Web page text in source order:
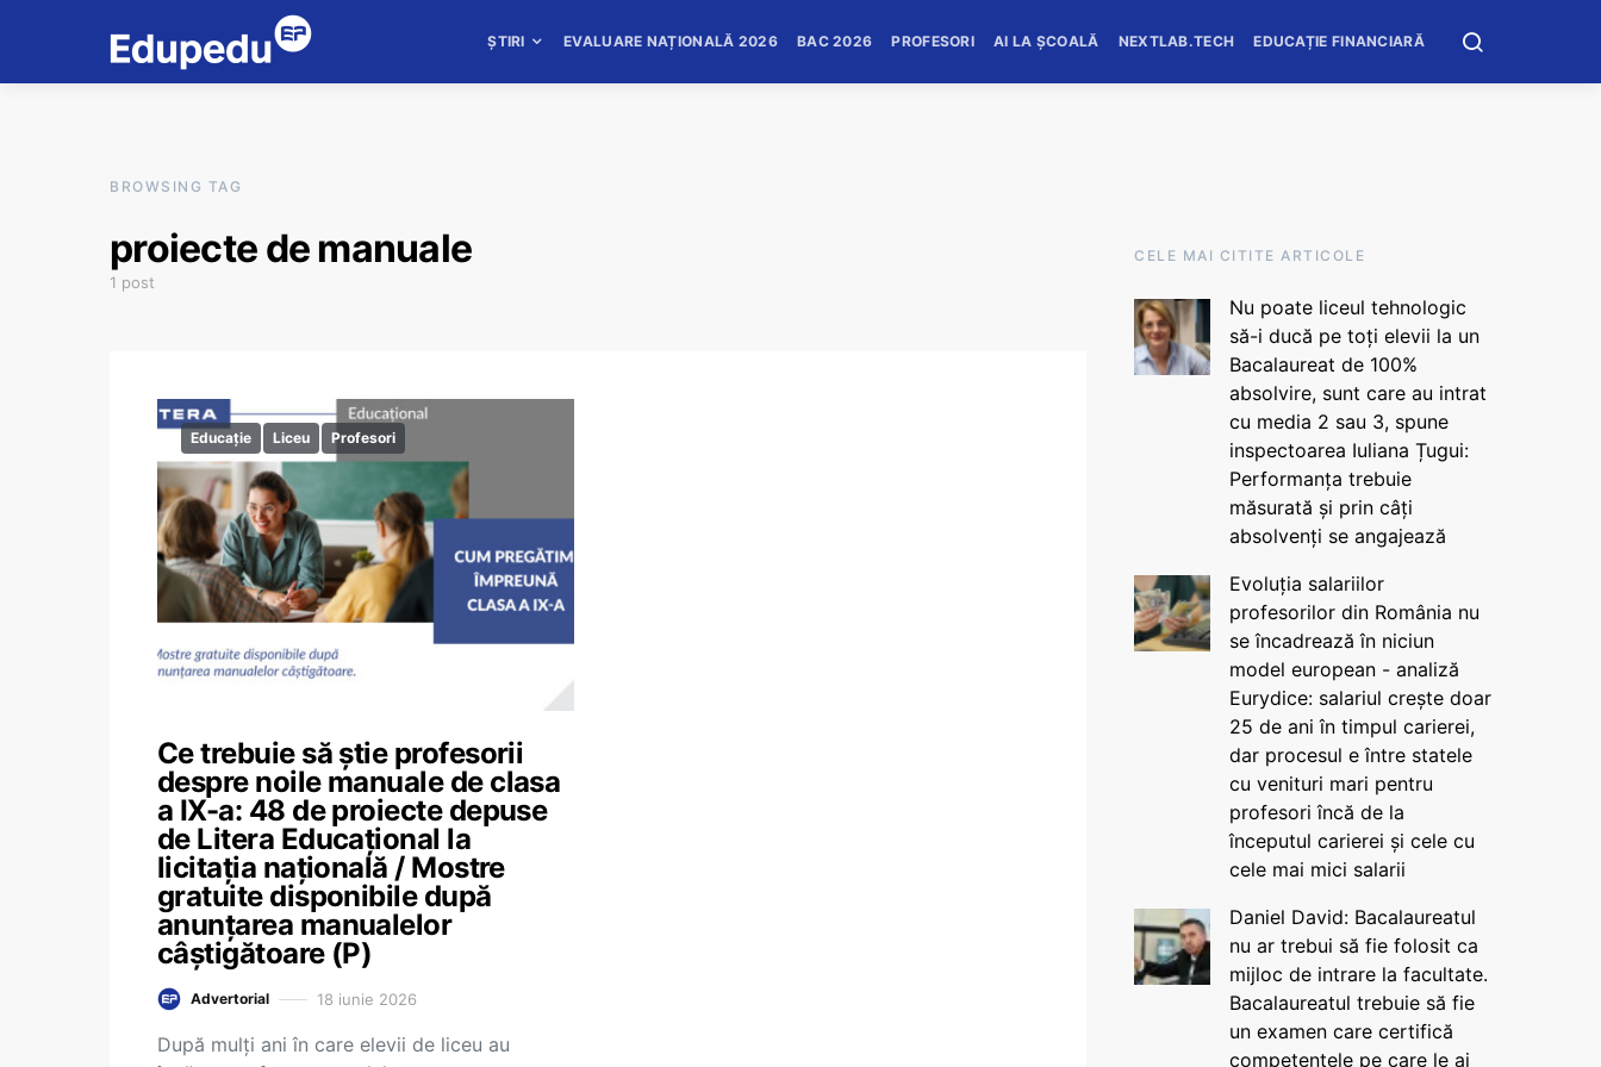
ȘTIRI EVALUARE NAȚIONALĂ 2026 BAC 2026 PROFESORI AI LA ȘCOALĂ NEXTLAB.TECH EDUCAȚIE FINANCIARĂ
BROWSING TAG
proiecte de manuale
1 post
Educație Liceu Profesori
Ce trebuie să știe profesorii
despre noile manuale de clasa
a IX-a: 48 de proiecte depuse
de Litera Educațional la
licitația națională / Mostre
gratuite disponibile după
anunțarea manualelor
câștigătoare (P)
Advertorial 18 iunie 2026
După mulți ani în care elevii de liceu au
CELE MAI CITITE ARTICOLE
Nu poate liceul tehnologic
să-i ducă pe toți elevii la un
Bacalaureat de 100%
absolvire, sunt care au intrat
cu media 2 sau 3, spune
inspectoarea Iuliana Țugui:
Performanța trebuie
măsurată și prin câți
absolvenți se angajează
Evoluția salariilor
profesorilor din România nu
se încadrează în niciun
model european - analiză
Eurydice: salariul crește doar
25 de ani în timpul carierei,
dar procesul e între statele
cu venituri mari pentru
profesori încă de la
începutul carierei și cele cu
cele mai mici salarii
Daniel David: Bacalaureatul
nu ar trebui să fie folosit ca
mijloc de intrare la facultate.
Bacalaureatul trebuie să fie
un examen care certifică
competențele pe care le ai